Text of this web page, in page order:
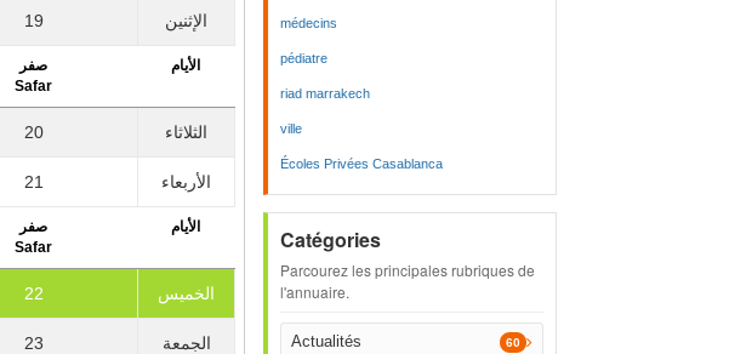
الإثنين 19
الأيام
صفر
Safar
الثلاثاء 20
الأربعاء 21
الأيام
صفر
Safar
الخميس 22
الجمعة 23
médecins
pédiatre
riad marrakech
ville
Écoles Privées Casablanca
Catégories
Parcourez les principales rubriques de
l'annuaire.
Actualités 60